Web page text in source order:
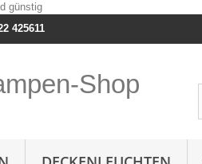
425611